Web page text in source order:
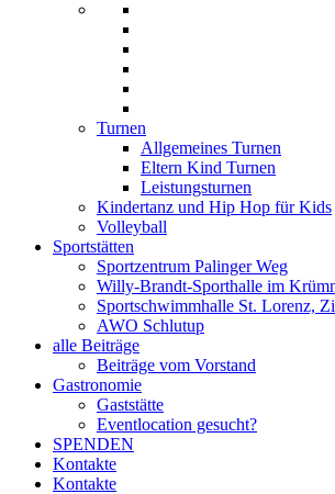
Turnen
Allgemeines Turnen
Eltern Kind Turnen
Leistungsturnen
Kindertanz und Hip Hop für Kids
Volleyball
Sportstätten
Sportzentrum Palinger Weg
Willy-Brandt-Sporthalle im
Sportschwimmhalle St. Lorenz,
AWO Schlutup
alle Beiträge
Beiträge vom Vorstand
Gastronomie
Gaststätte
Eventlocation gesucht?
SPENDEN
Kontakte
Kontakte